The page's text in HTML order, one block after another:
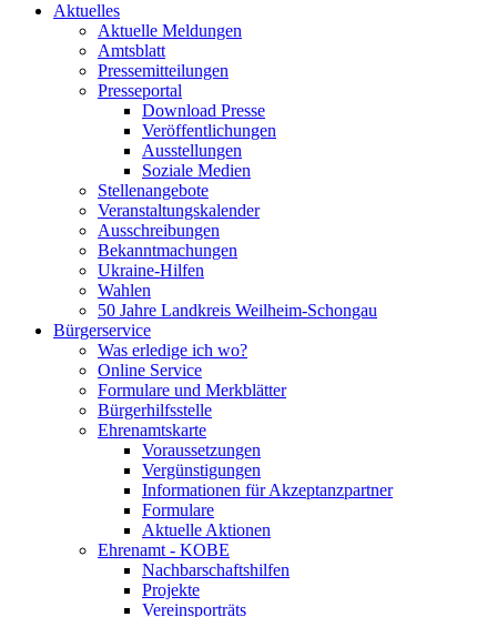
Aktuelles
Aktuelle Meldungen
Amtsblatt
Pressemitteilungen
Presseportal
Download Presse
Veröffentlichungen
Ausstellungen
Soziale Medien
Stellenangebote
Veranstaltungskalender
Ausschreibungen
Bekanntmachungen
Ukraine-Hilfen
Wahlen
50 Jahre Landkreis Weilheim-Schongau
Bürgerservice
Was erledige ich wo?
Online Service
Formulare und Merkblätter
Bürgerhilfsstelle
Ehrenamtskarte
Voraussetzungen
Vergünstigungen
Informationen für Akzeptanzpartner
Formulare
Aktuelle Aktionen
Ehrenamt - KOBE
Nachbarschaftshilfen
Projekte
Vereinsporträts